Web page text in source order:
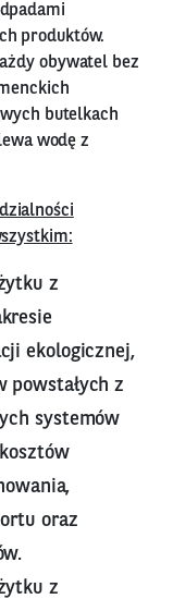
produktów.
obywatel bez
butelkach
wodę z
z
ekologicznej,
powstałych z
systemów
oraz
z